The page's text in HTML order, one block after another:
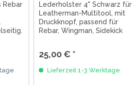
Rebar
Lederholster 4" Schwarz für
Leatherman-Multitool, mit
Druckknopf, passend für
Rebar, Wingman, Sidekick
25,00 € *
Lieferzeit 1-3 Werktage